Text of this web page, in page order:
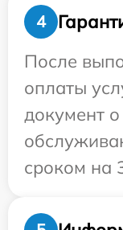
4
После
оплаты
документ
сроком на